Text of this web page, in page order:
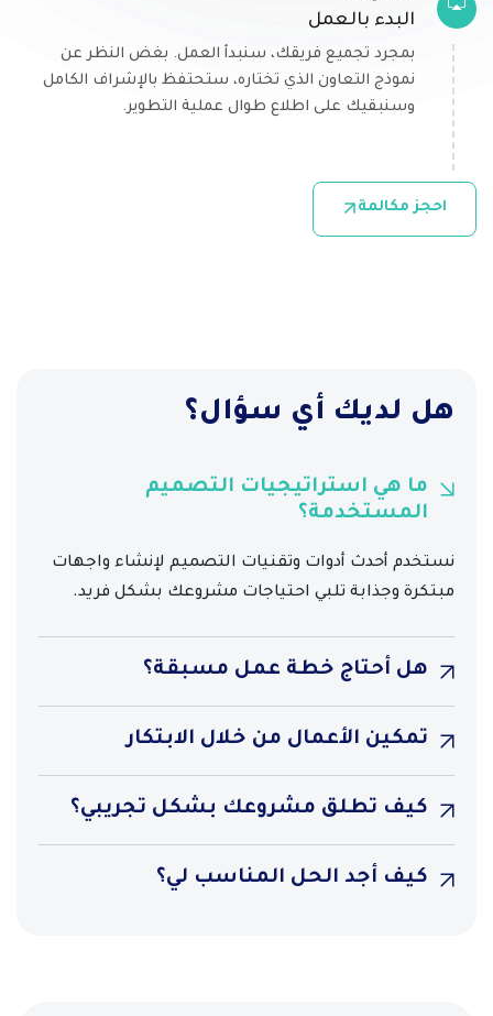
البدء بالعمل
بمجرد تجميع فريقك، سنبدأ العمل. بغض النظر عن
نموذج التعاون الذي تختاره، ستحتفظ بالإشراف الكامل
وسنبقيك على اطلاع طوال عملية التطوير.
احجز مكالمة
هل لديك أي سؤال؟
ما هي استراتيجيات التصميم
المستخدمة؟
نستخدم أحدث أدوات وتقنيات التصميم لإنشاء واجهات
مبتكرة وجذابة تلبي احتياجات مشروعك بشكل فريد.
هل أحتاج خطة عمل مسبقة؟
تمكين الأعمال من خلال الابتكار
كيف تطلق مشروعك بشكل تجريبي؟
كيف أجد الحل المناسب لي؟